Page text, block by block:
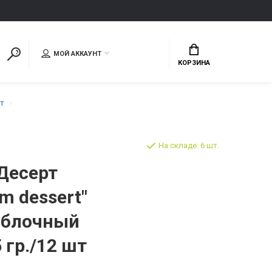
МОЙ АККАУНТ
КОРЗИНА
dessert"
гр./12 шт
На складе: 6 шт.